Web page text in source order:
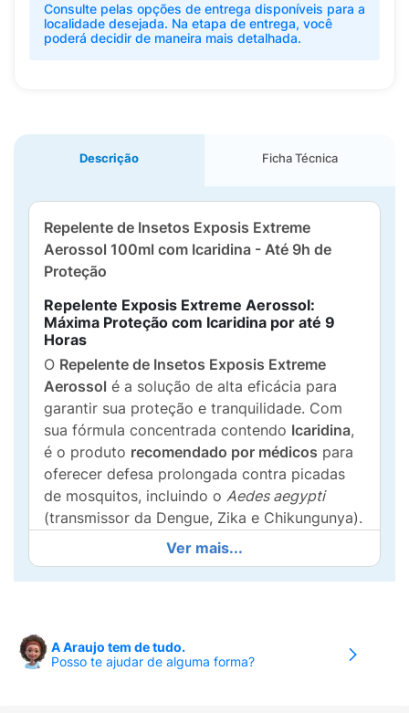
Consulte pelas opções de entrega disponíveis para a
localidade desejada. Na etapa de entrega, você
poderá decidir de maneira mais detalhada.
Descrição Ficha Técnica
Repelente de Insetos Exposis Extreme
Aerossol 100ml com Icaridina - Até 9h de
Proteção
Repelente Exposis Extreme Aerossol:
Máxima Proteção com Icaridina por até 9
Horas
O Repelente de Insetos Exposis Extreme
Aerossol é a solução de alta eficácia para
garantir sua proteção e tranquilidade. Com
sua fórmula concentrada contendo Icaridina,
é o produto recomendado por médicos para
oferecer defesa prolongada contra picadas
de mosquitos, incluindo o Aedes aegypti
(transmissor da Dengue, Zika e Chikungunya).
Alta Eficácia e Longa Duração:
jornadas, atividades ao ar livre e viagens
Ver mais...
A Araujo tem de tudo.
Posso te ajudar de alguma forma?